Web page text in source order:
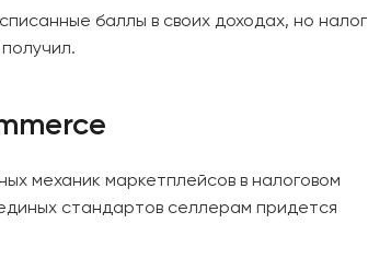
баллы в своих доходах, но налог
механик маркетплейсов в налоговом
стандартов селлерам придется